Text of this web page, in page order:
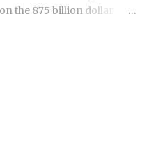
the 875 billion dollar